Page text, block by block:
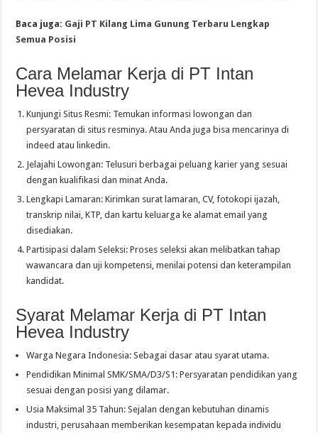
Baca juga: Gaji PT Kilang Lima Gunung Terbaru Lengkap
Semua Posisi
Cara Melamar Kerja di PT Intan
Hevea Industry
Kunjungi Situs Resmi: Temukan informasi lowongan dan
persyaratan di situs resminya. Atau Anda juga bisa mencarinya di
indeed atau linkedin.
Jelajahi Lowongan: Telusuri berbagai peluang karier yang sesuai
dengan kualifikasi dan minat Anda.
Lengkapi Lamaran: Kirimkan surat lamaran, CV, fotokopi ijazah,
transkrip nilai, KTP, dan kartu keluarga ke alamat email yang
disediakan.
Partisipasi dalam Seleksi: Proses seleksi akan melibatkan tahap
wawancara dan uji kompetensi, menilai potensi dan keterampilan
kandidat.
Syarat Melamar Kerja di PT Intan
Hevea Industry
Warga Negara Indonesia: Sebagai dasar atau syarat utama.
Pendidikan Minimal SMK/SMA/D3/S1: Persyaratan pendidikan yang
sesuai dengan posisi yang dilamar.
Usia Maksimal 35 Tahun: Sejalan dengan kebutuhan dinamis
industri, perusahaan memberikan kesempatan kepada individu